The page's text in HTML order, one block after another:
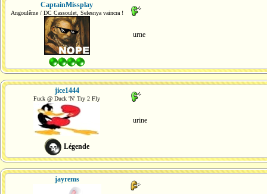
CaptainMissplay
Angoulême / DC Cassoulet, Selesnya vaincra !
urne
jice1444
Fuck @ Duck 'N' Try 2 Fly
Légende
urine
jayrems